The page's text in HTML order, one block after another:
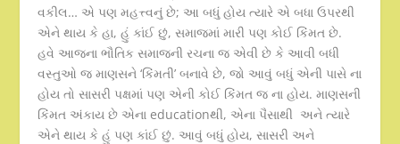
વકીલ… એ પણ મહત્ત્વનું છે; આ બધું હોય ત્યારે એ બધા ઉપરથી
એને થાય કે હા, હું કાંઈ છું, સમાજમાં મારી પણ કોઈ કિંમત છે.
હવે આજના ભૌતિક સમાજની રચના જ એવી છે કે આવી બધી
વસ્તુઓ જ માણસને ‘કિંમતી’ બનાવે છે, જો આવું બધું એની પાસે ના
હોય તો સાસરી પક્ષમાં પણ એની કોઈ કિંમત જ ના હોય. માણસની
કિંમત અંકાય છે એના educationથી, એના પૈસાથી અને ત્યારે
એને થાય કે હું પણ કાંઈ છું. આવું બધું હોય, સાસરી અને